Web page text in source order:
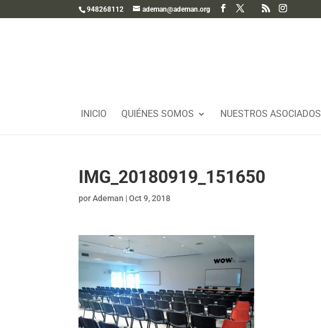
948268112 ademan@ademan.org
INICIO QUIÉNES SOMOS NUESTROS ASOCIADOS
IMG_20180919_151650
porAdeman |Oct 9, 2018